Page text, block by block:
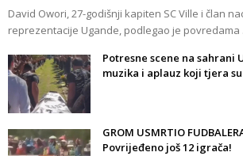
David Owori, 27-godišnji kapiten SC Ville i član
reprezentacije Ugande, podlegao je
Potresne scene na sahrani
muzika i aplauz koji tjera
GROM USMRTIO
Povrijeđeno još 12 igrača!